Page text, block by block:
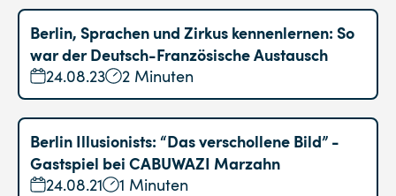
Berlin, Sprachen und Zirkus kennenlernen: So
war der Deutsch-Französische Austausch
24.08.23 2 Minuten
Berlin Illusionists: “Das verschollene Bild” -
Gastspiel bei CABUWAZI Marzahn
24.08.21 1 Minuten